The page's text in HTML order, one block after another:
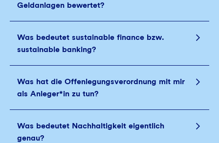
Geldanlagen bewertet?
Was bedeutet sustainable finance bzw.
sustainable banking?
Was hat die Offenlegungsverordnung mit mir
als Anleger*in zu tun?
Was bedeutet Nachhaltigkeit eigentlich
genau?